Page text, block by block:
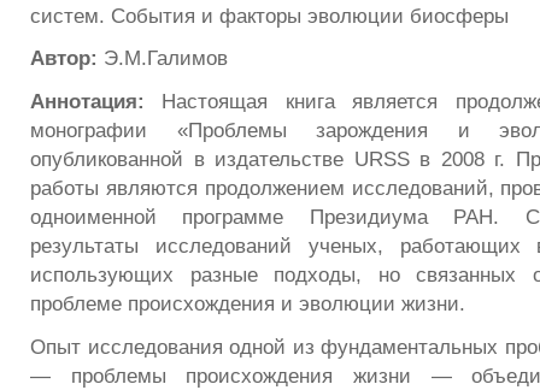
систем. События и факторы эволюции биосферы
Автор: Э.М.Галимов
Аннотация: Настоящая книга является
монографии «Проблемы зарождения и
опубликованной в издательстве URSS в 2008 г.
работы являются продолжением исследований,
одноименной программе Президиума РАН.
результаты исследований ученых, работающих
использующих разные подходы, но связанных
проблеме происхождения и эволюции жизни.
Опыт исследования одной из фундаментальных
— проблемы происхождения жизни —